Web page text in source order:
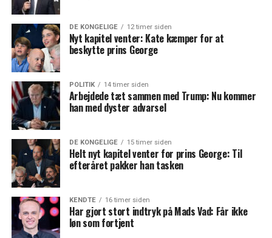
DE KONGELIGE 12 timer siden
Nyt kapitel venter: Kate kæmper for at
beskytte prins George
POLITIK 14 timer siden
Arbejdede tæt sammen med Trump: Nu kommer
han med dyster advarsel
DE KONGELIGE 15 timer siden
Helt nyt kapitel venter for prins George: Til
efteråret pakker han tasken
KENDTE 16 timer siden
Har gjort stort indtryk på Mads Vad: Får ikke
løn som fortjent